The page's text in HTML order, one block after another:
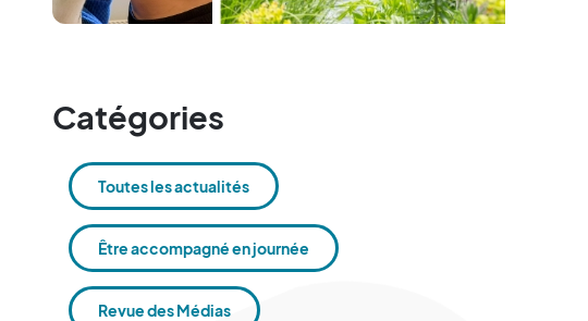
Catégories
Toutes les actualités
Être accompagné en journée
Revue des Médias